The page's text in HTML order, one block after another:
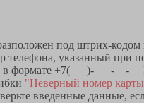
под штрих-кодом
телефона, указанный при
в формате +7(___)-___-__-__
"Неверный номер
введенные данные,